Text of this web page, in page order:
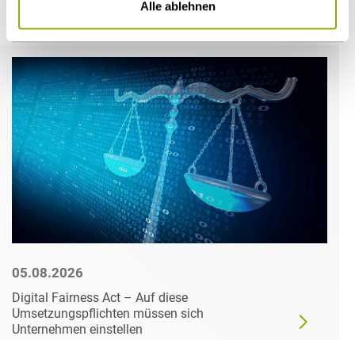
Alle ablehnen
Weitere Artikel
05.08.2026
Digital Fairness Act – Auf diese
Umsetzungspflichten müssen sich
Unternehmen einstellen